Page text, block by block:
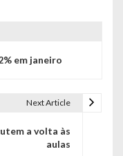
em janeiro
Next Article
a volta às
aulas